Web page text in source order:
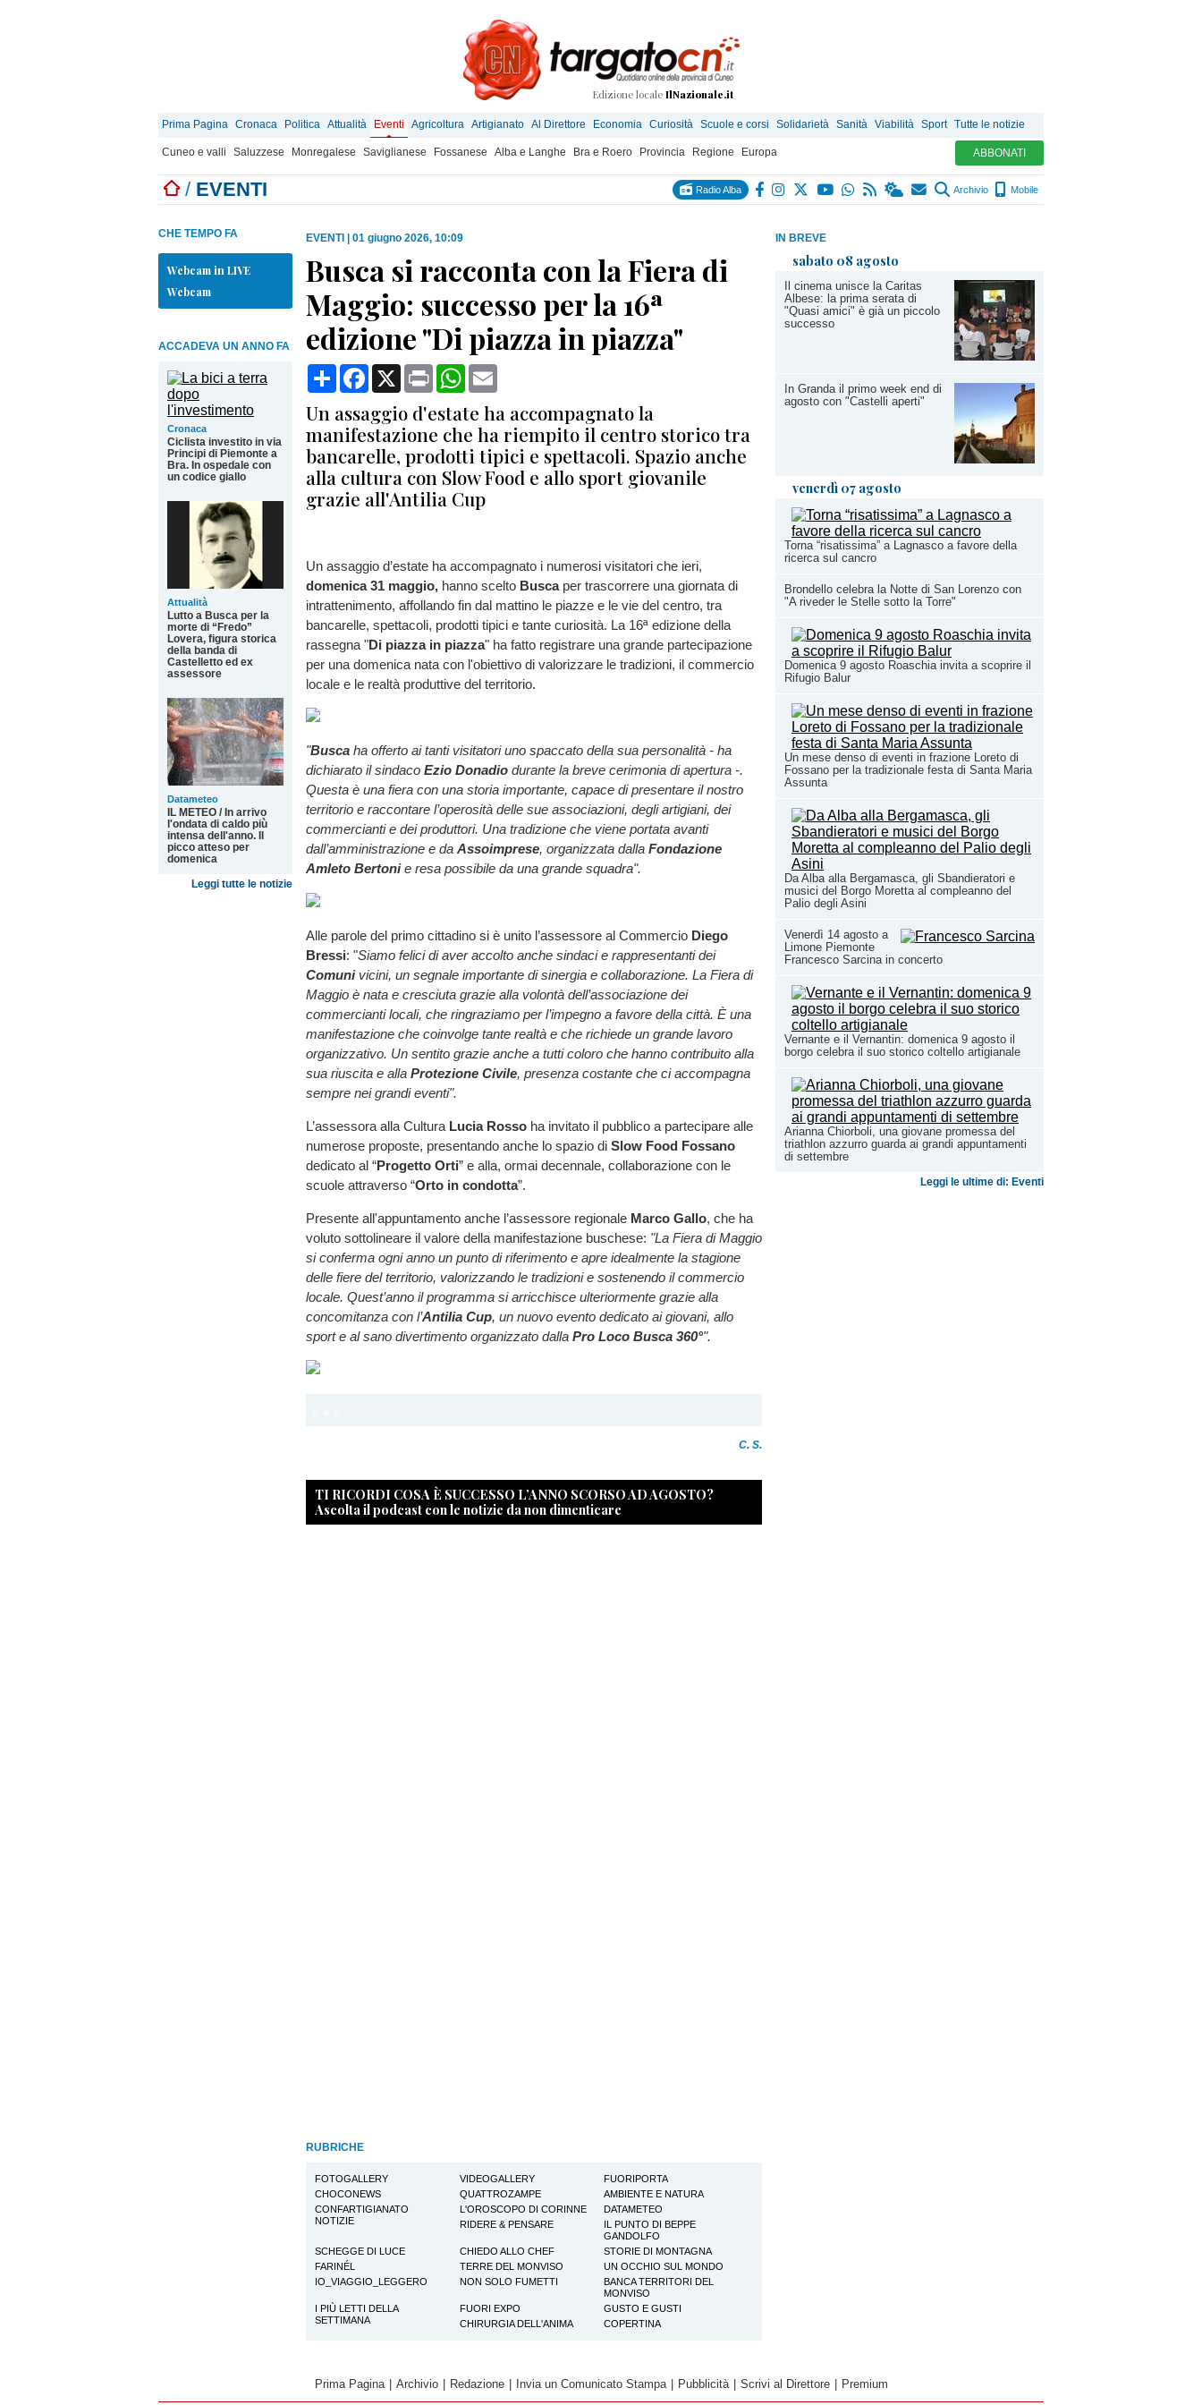
Edizione locale IlNazionale.it
Prima Pagina Cronaca Politica Attualità Eventi Agricoltura Artigianato Al Direttore Economia Curiosità Scuole e corsi Solidarietà Sanità Viabilità Sport Tutte le notizie
Cuneo e valli Saluzzese Monregalese Saviglianese Fossanese Alba e Langhe Bra e Roero Provincia Regione Europa ABBONATI
/ EVENTI Radio Alba Archivio Mobile
IN BREVE
sabato 08 agosto
Il cinema unisce la Caritas
Albese: la prima serata di
"Quasi amici" è già un piccolo
successo
In Granda il primo week end di
agosto con "Castelli aperti"
venerdì 07 agosto
Torna “risatissima” a Lagnasco a favore della
ricerca sul cancro
Brondello celebra la Notte di San Lorenzo con
"A riveder le Stelle sotto la Torre"
Domenica 9 agosto Roaschia invita a scoprire il
Rifugio Balur
Un mese denso di eventi in frazione Loreto di
Fossano per la tradizionale festa di Santa Maria
Assunta
Da Alba alla Bergamasca, gli Sbandieratori e
musici del Borgo Moretta al compleanno del
Palio degli Asini
Venerdì 14 agosto a
Limone Piemonte
Francesco Sarcina in concerto
Vernante e il Vernantin: domenica 9 agosto il
borgo celebra il suo storico coltello artigianale
Arianna Chiorboli, una giovane promessa del
triathlon azzurro guarda ai grandi appuntamenti
di settembre
Leggi le ultime di: Eventi
CHE TEMPO FA
Webcam in LIVE
Webcam
ACCADEVA UN ANNO FA
Cronaca
Ciclista investito in via
Principi di Piemonte a
Bra. In ospedale con
un codice giallo
Attualità
Lutto a Busca per la
morte di “Fredo”
Lovera, figura storica
della banda di
Castelletto ed ex
assessore
Datameteo
IL METEO / In arrivo
l'ondata di caldo più
intensa dell'anno. Il
picco atteso per
domenica
Leggi tutte le notizie
EVENTI 01 giugno 2026, 10:09
Busca si racconta con la Fiera di
Maggio: successo per la 16ª
edizione "Di piazza in piazza"
CondividiFacebook
X Print WhatsApp
Un assaggio d'estate ha accompagnato la
manifestazione che ha riempito il centro storico tra
bancarelle, prodotti tipici e spettacoli. Spazio anche
alla cultura con Slow Food e allo sport giovanile
grazie all'Antilia Cup
Un assaggio d’estate ha accompagnato i numerosi visitatori che ieri,
domenica 31 maggio, hanno scelto Buscaper trascorrere una giornata di
intrattenimento, affollando fin dal mattino le piazze e le vie del centro, tra
bancarelle, spettacoli, prodotti tipici e tante curiosità. La 16ª edizione della
rassegna "Di piazza in piazza" ha fatto registrare una grande partecipazione
per una domenica nata con l'obiettivo di valorizzare le tradizioni, il commercio
locale e le realtà produttive del territorio.
"Busca ha offerto ai tanti visitatori uno spaccato della sua personalità - ha
dichiarato il sindaco Ezio Donadio durante la breve cerimonia di apertura -.
Questa è una fiera con una storia importante, capace di presentare il nostro
territorio e raccontare l’operosità delle sue associazioni, degli artigiani, dei
commercianti e dei produttori. Una tradizione che viene portata avanti
dall’amministrazione e da Assoimprese, organizzata dalla Fondazione
Amleto Bertonie resa possibile da una grande squadra".
Alle parole del primo cittadino si è unito l’assessore al Commercio Diego
Bressi: "Siamo felici di aver accolto anche sindaci e rappresentanti dei
Comunivicini, un segnale importante di sinergia e collaborazione. La Fiera di
Maggio è nata e cresciuta grazie alla volontà dell’associazione dei
commercianti locali, che ringraziamo per l’impegno a favore della città. È una
manifestazione che coinvolge tante realtà e che richiede un grande lavoro
organizzativo. Un sentito grazie anche a tutti coloro che hanno contribuito alla
sua riuscita e alla Protezione Civile, presenza costante che ci accompagna
sempre nei grandi eventi".
L’assessora alla Cultura Lucia Rosso ha invitato il pubblico a partecipare alle
numerose proposte, presentando anche lo spazio di Slow Food Fossano
dedicato al “Progetto Orti” e alla, ormai decennale, collaborazione con le
scuole attraverso “Orto in condotta”.
Presente all'appuntamento anche l’assessore regionale Marco Gallo, che ha
voluto sottolineare il valore della manifestazione buschese: "La Fiera di Maggio
si conferma ogni anno un punto di riferimento e apre idealmente la stagione
delle fiere del territorio, valorizzando le tradizioni e sostenendo il commercio
locale. Quest’anno il programma si arricchisce ulteriormente grazie alla
concomitanza con l’Antilia Cup, un nuovo evento dedicato ai giovani, allo
sport e al sano divertimento organizzato dalla Pro Loco Busca 360°".
C. S.
TI RICORDI COSA È SUCCESSO L’ANNO SCORSO AD AGOSTO?
Ascolta il podcast con le notizie da non dimenticare
RUBRICHE
FOTOGALLERY VIDEOGALLERY
FUORIPORTA
CHOCONEWS
QUATTROZAMPE
AMBIENTE E NATURA
CONFARTIGIANATO
NOTIZIE
L'OROSCOPO DI CORINNE
DATAMETEO
RIDERE & PENSARE
IL PUNTO DI BEPPE
GANDOLFO
SCHEGGE DI LUCE
CHIEDO ALLO CHEF
STORIE DI MONTAGNA
FARINÉL
TERRE DEL MONVISO
UN OCCHIO SUL MONDO
IO_VIAGGIO_LEGGERO
NON SOLO FUMETTI
BANCA TERRITORI DEL
MONVISO
I PIÙ LETTI DELLA
SETTIMANA
FUORI EXPO
GUSTO E GUSTI
CHIRURGIA DELL'ANIMA
COPERTINA
Prima Pagina | Archivio | Redazione | Invia un Comunicato Stampa | Pubblicità | Scrivi al Direttore | Premium